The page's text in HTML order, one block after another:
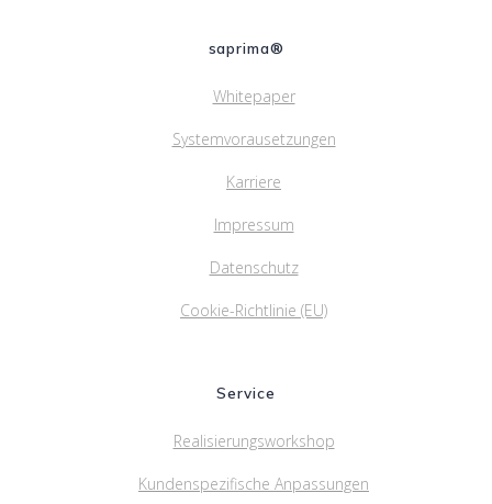
saprima®
Whitepaper
Systemvorausetzungen
Karriere
Impressum
Datenschutz
Cookie-Richtlinie (EU)
Service
Realisierungsworkshop
Kundenspezifische Anpassungen